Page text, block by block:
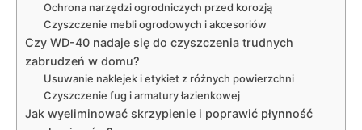
Ochrona narzędzi ogrodniczych przed korozją
Czyszczenie mebli ogrodowych i akcesoriów
Czy WD-40 nadaje się do czyszczenia trudnych
zabrudzeń w domu?
Usuwanie naklejek i etykiet z różnych powierzchni
Czyszczenie fug i armatury łazienkowej
Jak wyeliminować skrzypienie i poprawić płynność